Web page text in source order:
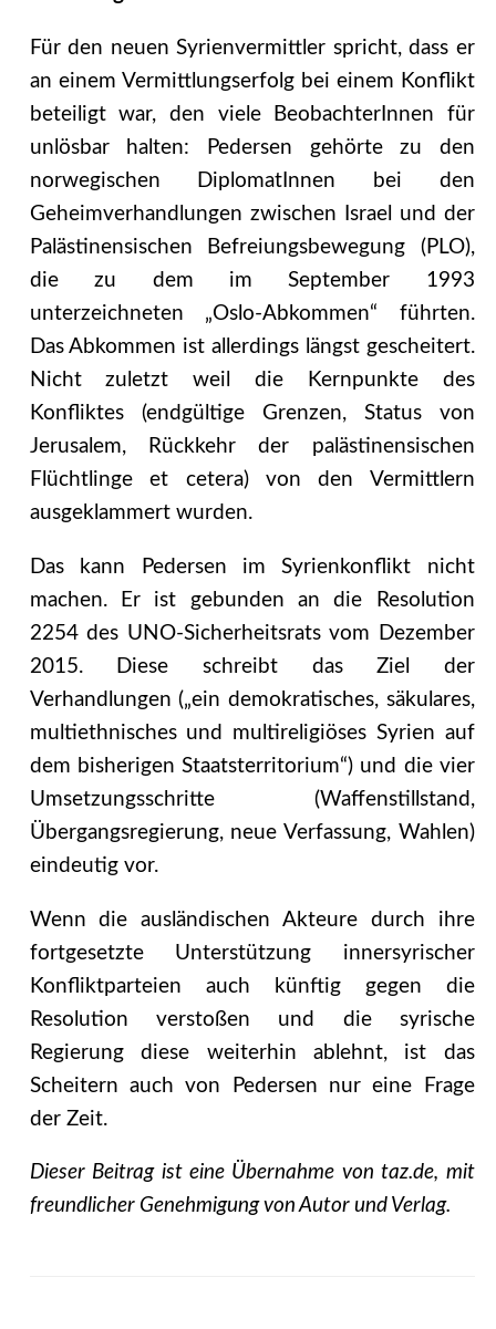
Für den neuen Syrienvermittler spricht, dass er
an einem Vermittlungserfolg bei einem Konflikt
beteiligt war, den viele BeobachterInnen für
unlösbar halten: Pedersen gehörte zu den
norwegischen DiplomatInnen bei den
Geheimverhandlungen zwischen Israel und der
Palästinensischen Befreiungsbewegung (PLO),
die zu dem im September 1993
unterzeichneten „Oslo-Abkommen“ führten.
Das Abkommen ist allerdings längst gescheitert.
Nicht zuletzt weil die Kernpunkte des
Konfliktes (endgültige Grenzen, Status von
Jerusalem, Rückkehr der palästinensischen
Flüchtlinge et cetera) von den Vermittlern
ausgeklammert wurden.
Das kann Pedersen im Syrienkonflikt nicht
machen. Er ist gebunden an die Resolution
2254 des UNO-Sicherheitsrats vom Dezember
2015. Diese schreibt das Ziel der
Verhandlungen („ein demokratisches, säkulares,
multiethnisches und multireligiöses Syrien auf
dem bisherigen Staatsterritorium“) und die vier
Umsetzungsschritte (Waffenstillstand,
Übergangsregierung, neue Verfassung, Wahlen)
eindeutig vor.
Wenn die ausländischen Akteure durch ihre
fortgesetzte Unterstützung innersyrischer
Konfliktparteien auch künftig gegen die
Resolution verstoßen und die syrische
Regierung diese weiterhin ablehnt, ist das
Scheitern auch von Pedersen nur eine Frage
der Zeit.
Dieser Beitrag ist eine Übernahme von taz.de, mit
freundlicher Genehmigung von Autor und Verlag.